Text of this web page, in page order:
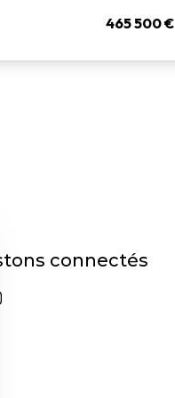
465 500 €
connectés